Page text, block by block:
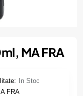
MA FRA
In Stoc
FRA